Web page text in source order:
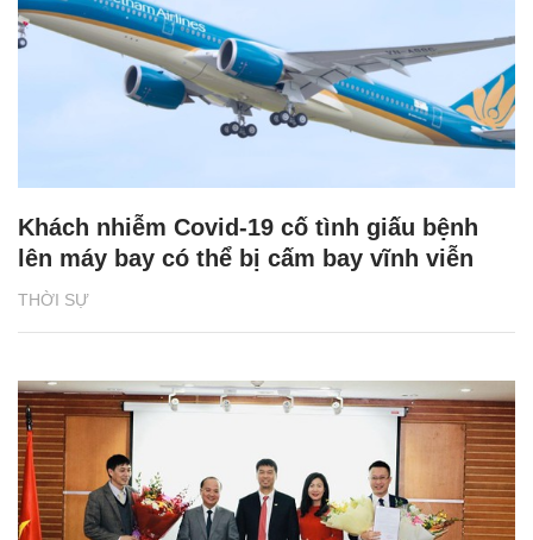
THỜI SỰ
Khách nhiễm Covid-19 cố tình giấu bệnh
lên máy bay có thể bị cấm bay vĩnh viễn